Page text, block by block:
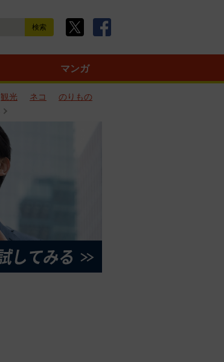
マンガ
観光 ネコ
のりもの